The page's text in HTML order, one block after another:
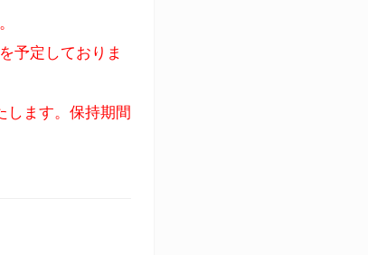
予定しておりま
します。保持期間